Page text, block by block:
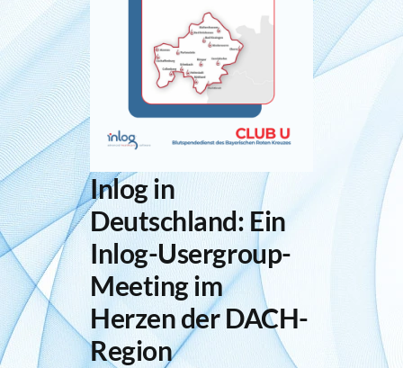
Inlog stellt ein
Kontakt
Inlog in
Deutschland: Ein
Inlog-Usergroup-
Meetingim
Herzen der DACH-
Region